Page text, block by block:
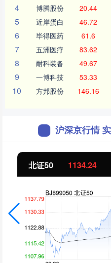
4 博腾股份 20.44
5 近岸蛋白 46.72
6 毕得医药 61.6
7 五洲医疗 83.62
8 耐科装备 49.67
9 一博科技 53.33
10 方邦股份 146.16
沪深京行情
北证50 1134.24